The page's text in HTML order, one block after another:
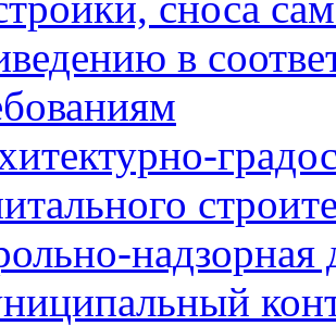
в
надзорная